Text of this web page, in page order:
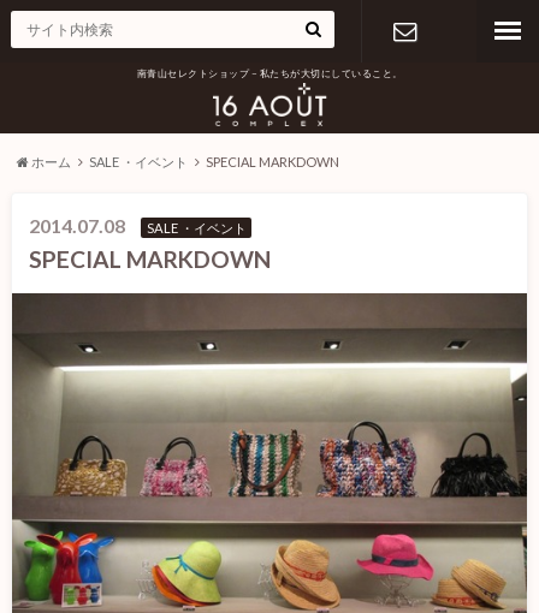
南青山セレクトショップ – 私たちが大切にしていること。
ホーム SALE ・イベント SPECIAL MARKDOWN
2014.07.08 SALE ・イベント
SPECIAL MARKDOWN